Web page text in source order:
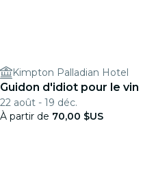
Kimpton Palladian Hotel
Guidon d'idiot pour le vin
22 août - 19 déc.
À partir de 70,00 $US